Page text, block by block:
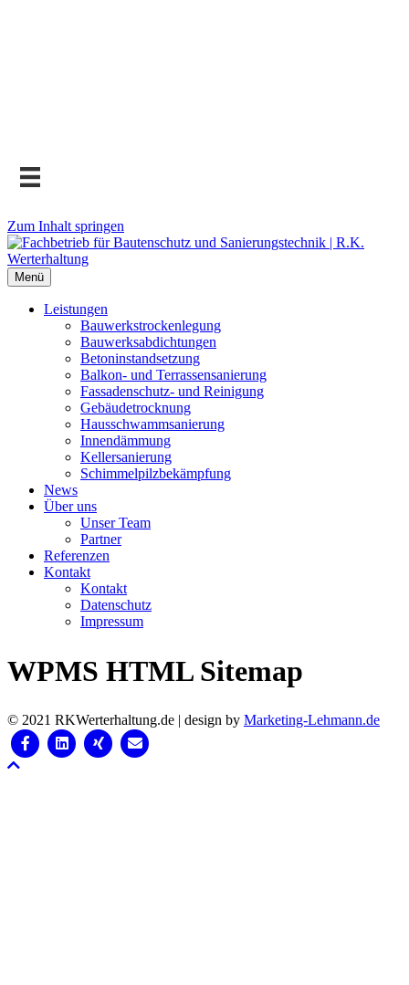
Zum Inhalt springen
Menü
Leistungen
Bauwerks­trockenlegung
Bauwerks­abdichtungen
Beton­instand­setzung
Balkon- und Terras­sen­sanierung
Fassaden­schutz- und Reinigung
Gebäude­trocknung
Haus­schwamm­sanierung
Innen­dämmung
Keller­sanierung
Schimmel­pilz­bekämpfung
News
Über uns
Unser Team
Partner
Referenzen
Kontakt
Kontakt
Datenschutz
Impressum
WPMS HTML Sitemap
© 2021 RKWerterhaltung.de | design by Marketing-Lehmann.de
FacebookLinkedinXing
Email
Nach oben scrollen